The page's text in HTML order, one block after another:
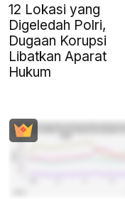
12 Lokasi yang
Digeledah Polri,
Dugaan Korupsi
Libatkan Aparat
Hukum